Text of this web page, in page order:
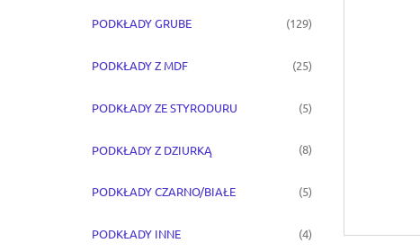
PODKŁADY GRUBE (129)
PODKŁADY Z MDF (25)
PODKŁADY ZE STYRODURU (5)
PODKŁADY Z DZIURKĄ (8)
PODKŁADY CZARNO/BIAŁE (5)
PODKŁADY INNE (4)